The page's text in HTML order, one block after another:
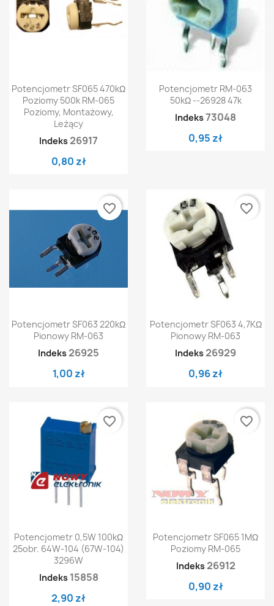
Potencjometr SF065 470kΩ
Poziomy 500k RM-065
Poziomy, Montażowy,
Leżący
Indeks 26917
0,80 zł
Potencjometr RM-063
50kΩ --26928 47k
Indeks73048
0,95 zł
Potencjometr SF063 220kΩ
Pionowy RM-063
Indeks 26925
1,00 zł
favorite_border
Potencjometr SF063 4,7KΩ
Pionowy RM-063
Indeks 26929
0,96 zł
favorite_border
Potencjometr 0,5W 100kΩ
25obr. 64W-104 (67W-104)
3296W
Indeks 15858
2,90 zł
favorite_border
Potencjometr SF065 1MΩ
Poziomy RM-065
Indeks 26912
0,90 zł
favorite_border